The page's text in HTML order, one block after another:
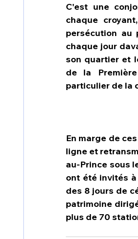
C'est une
chaque
persécution au
chaque jour
son quartier et
de la
particulier de la
En marge de
ligne et
au-Prince sous
ont été invités
des 8 jours de
patrimoine
plus de 70